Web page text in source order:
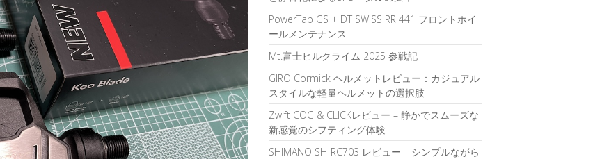
PowerTap GS + DT SWISS RR 441 フロントホイ
ールメンテナンス
Mt.富士ヒルクライム 2025 参戦記
GIRO Cormick ヘルメットレビュー：カジュアル
スタイルな軽量ヘルメットの選択肢
Zwift COG & CLICKレビュー – 静かでスムーズな
新感覚のシフティング体験
SHIMANO SH-RC703 レビュー – シンプルながら